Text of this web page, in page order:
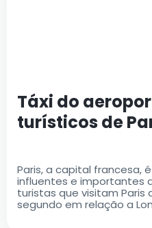
Táxi do
turísticos de
Paris, a capital francesa,
influentes e importantes
turistas que visitam Paris
segundo em relação a